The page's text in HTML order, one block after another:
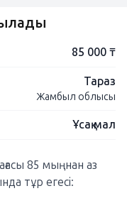
85 000 ₸
Тараз
Жамбыл облысы
Ұсақ мал
85 мыңнан аз
тұр егесі: